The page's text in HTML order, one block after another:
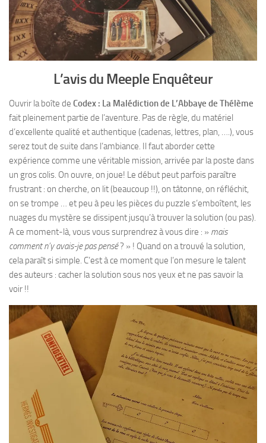
L’avis du Meeple Enquêteur
Ouvrir la boîte de Codex : La Malédiction de L’Abbaye de Thélème
fait pleinement partie de l’aventure. Pas de règle, du matériel
d’excellente qualité et authentique (cadenas, lettres, plan, ….), vous
serez tout de suite dans l’ambiance. Il faut aborder cette
expérience comme une véritable mission, arrivée par la poste dans
un gros colis. On ouvre, on joue! Le début peut parfois paraître
frustrant : on cherche, on lit (beaucoup !!), on tâtonne, on réfléchit,
on se trompe … et peu à peu les pièces du puzzle s’emboîtent, les
nuages du mystère se dissipent jusqu’à trouver la solution (ou pas).
A ce moment-là, vous vous surprendrez à vous dire : » mais
comment n’y avais-je pas pensé? » ! Quand on a trouvé la solution,
cela paraît si simple. C’est à ce moment que l’on mesure le talent
des auteurs : cacher la solution sous nos yeux et ne pas savoir la
voir !!